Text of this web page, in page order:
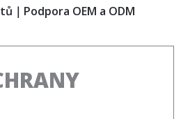
｜Podpora OEM a ODM